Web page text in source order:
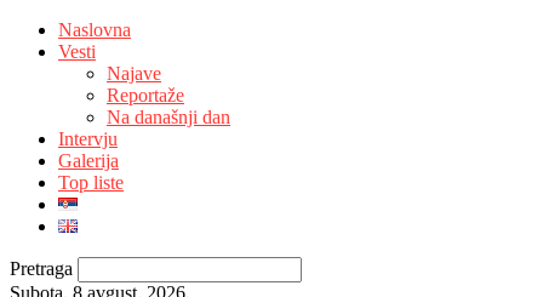
Naslovna
Vesti
Najave
Reportaže
Na današnji dan
Intervju
Galerija
Top liste
Pretraga
Subota, 8 avgust, 2026.